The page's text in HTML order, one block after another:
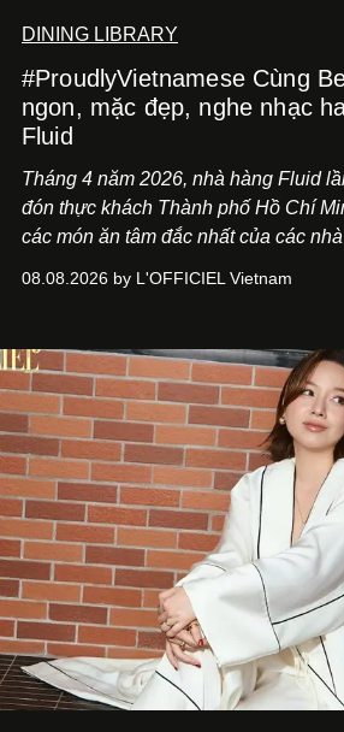
DINING LIBRARY
#ProudlyVietnamese Cùng
ngon, mặc đẹp, nghe nhạc
Fluid
Tháng 4 năm 2026, nhà hàng Fluid
đón thực khách Thành phố Hồ Chí
các món ăn tâm đắc nhất của các
món ăn đa dạng từ Á đến Âu nhanh
mang đến niềm vui cho thực khách.
08.08.2026 by L'OFFICIEL Vietnam